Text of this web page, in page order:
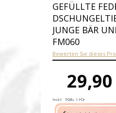
GEFÜLLTE
JUNGE BÄR
FM060
Bewerten Sie dieses
Inkl. 19% USt.
Versandkosten